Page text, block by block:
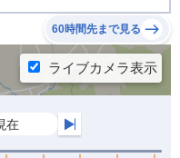
60時間先まで見る